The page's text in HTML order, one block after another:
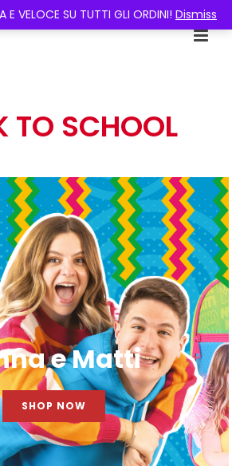
E VELOCE SU TUTTI GLI ORDINI! Dismiss
TO SCHOOL
e Matti
SHOP NOW